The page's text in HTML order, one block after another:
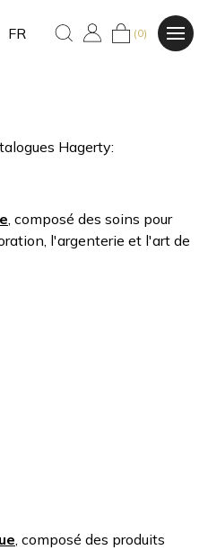
FR (0)
Hagerty:
, composé des soins pour
l'argenterie et l'art de
, composé des produits